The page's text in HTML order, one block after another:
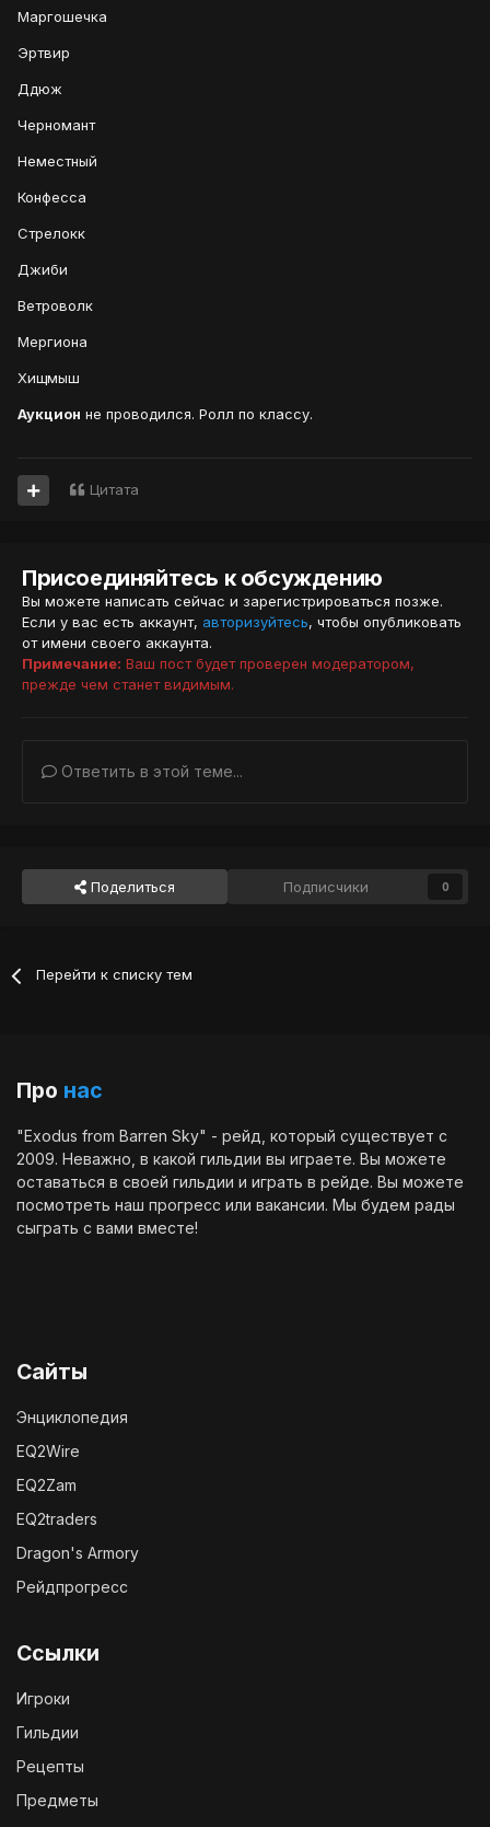
Маргошечка
Эртвир
Ддюж
Черномант
Неместный
Конфесса
Стрелокк
Джиби
Ветроволк
Мергиона
Хищмыш
Аукцион не проводился. Ролл по классу.
Цитата
Присоединяйтесь к обсуждению
Вы можете написать сейчас и зарегистрироваться позже.
Если у вас есть аккаунт, авторизуйтесь, чтобы опубликовать
от имени своего аккаунта.
Примечание: Ваш пост будет проверен модератором,
прежде чем станет видимым.
Ответить в этой теме...
Поделиться Подписчики 0
Перейти к списку тем
Про нас
"Exodus from Barren Sky" - рейд, который существует с
2009. Неважно, в какой гильдии вы играете. Вы можете
оставаться в своей гильдии и играть в рейде. Вы можете
посмотреть наш прогресс или вакансии. Мы будем рады
сыграть с вами вместе!
Сайты
Энциклопедия
EQ2Wire
EQ2Zam
EQ2traders
Dragon's Armory
Рейдпрогресс
Ссылки
Игроки
Гильдии
Рецепты
Предметы